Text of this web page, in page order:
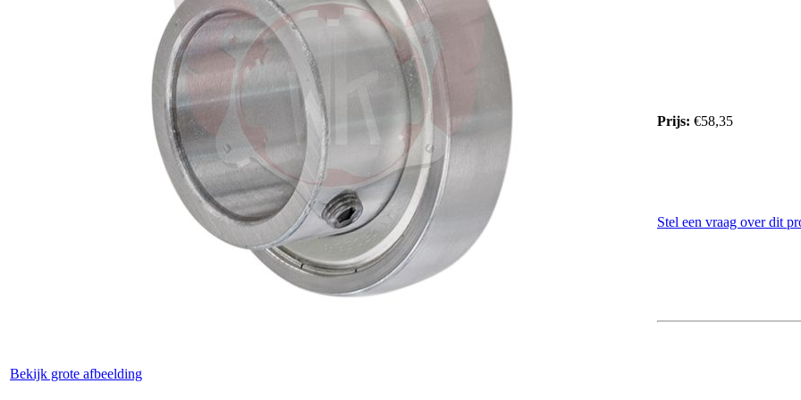
Bekijk grote afbeelding
Prijs: €58,35
Stel een vraag over dit